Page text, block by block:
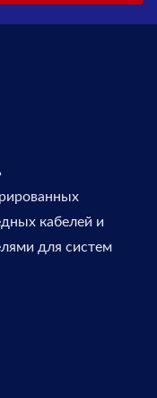
кабелей и
для систем